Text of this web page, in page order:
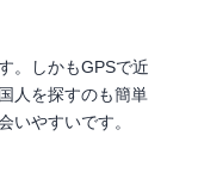
。しかもGPSで近
人を探すのも簡単
いやすいです。